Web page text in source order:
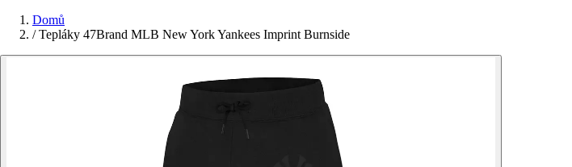
Domů
/ Tepláky 47Brand MLB New York Yankees Imprint Burnside